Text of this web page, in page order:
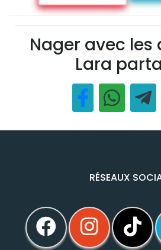
Nager avec les
Lara
RÉSEAUX